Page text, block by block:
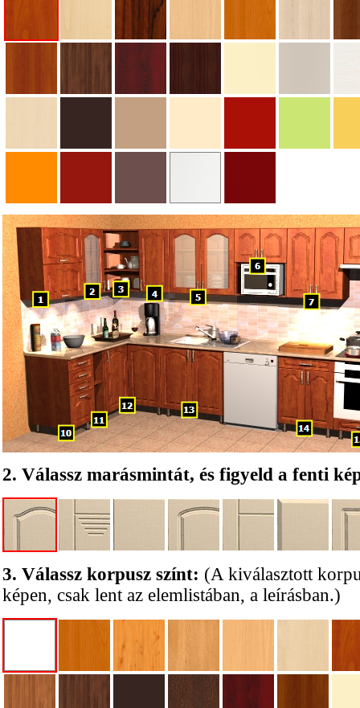
2. Válassz marásmintát, és figyeld a fenti
3. Válassz korpusz színt: (A kiválasztott
képen, csak lent az elemlistában, a leírásban.)